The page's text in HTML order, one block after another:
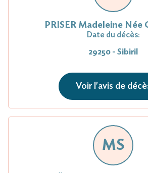
PRISER Madeleine Née
Date du décès:
29250 - Sibiril
Voir l'avis de
MS